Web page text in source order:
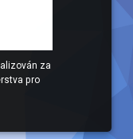
za
pro